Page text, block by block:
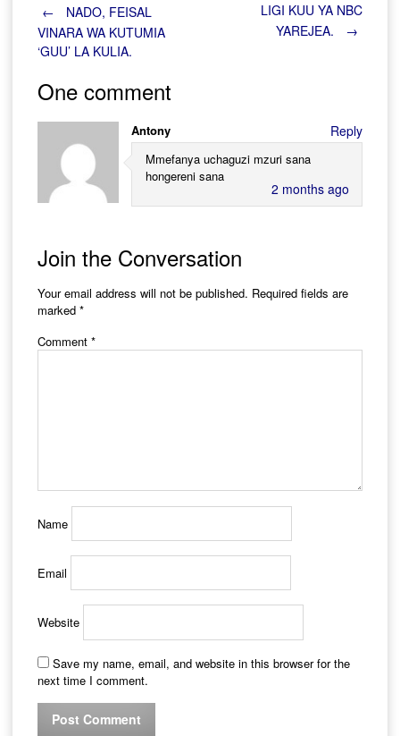
Post
navigation
←
NADO, FEISAL
VINARA WA KUTUMIA
‘GUU’ LA KULIA.
LIGI KUU YA NBC
YAREJEA.
→
One comment
Antony
2 months ago
Mmefanya uchaguzi mzuri sana
hongereni sana
Reply
Join the Conversation
Your email address will not be published. Required fields are
marked *
Comment *
Name
Email
Website
Save my name, email, and website in this browser for the
next time I comment.